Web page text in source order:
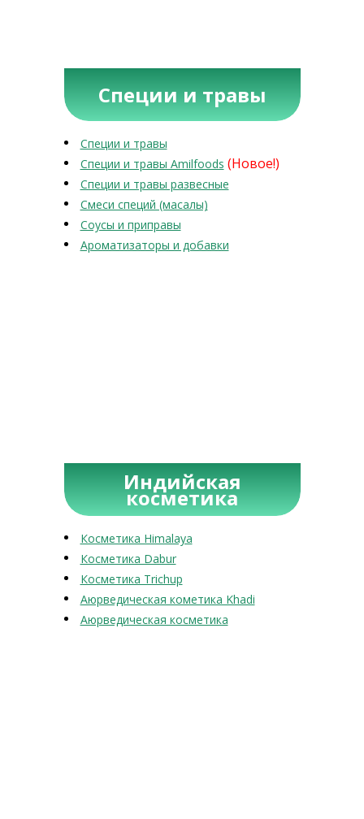
Специи и травы
Специи и травы
Специи и травы Amilfoods (Новое!)
Специи и травы развесные
Смеси специй (масалы)
Соусы и приправы
Ароматизаторы и добавки
Индийская
косметика
Косметика Himalaya
Косметика Dabur
Косметика Trichup
Аюрведическая кометика Khadi
Аюрведическая косметика